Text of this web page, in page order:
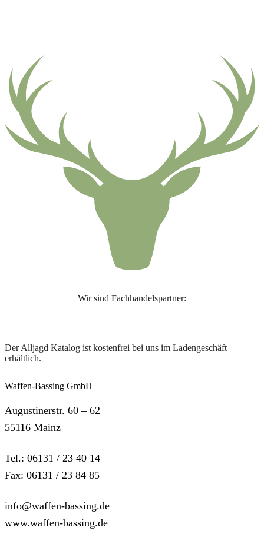
Wir sind Fachhandelspartner:
Der Alljagd Katalog ist kostenfrei bei uns im Ladengeschäft
erhältlich.
Waffen-Bassing GmbH
Augustinerstr. 60 – 62
55116 Mainz
Tel.: 06131 / 23 40 14
Fax: 06131 / 23 84 85
info@waffen-bassing.de
www.waffen-bassing.de